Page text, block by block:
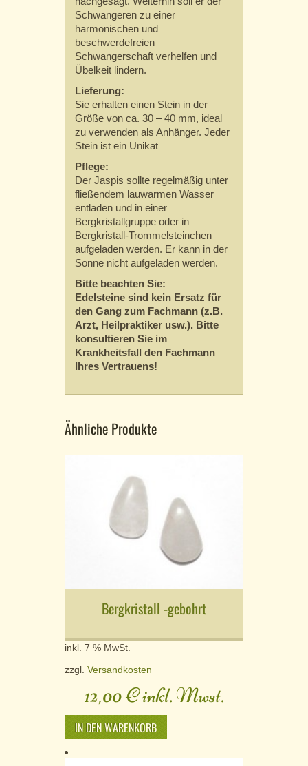
Schwangeren zu einer
harmonischen und
beschwerdefreien
Schwangerschaft verhelfen und
Übelkeit lindern.
Lieferung:
Sie erhalten einen Stein in der
Größe von ca. 30 – 40 mm, ideal
zu verwenden als Anhänger. Jeder
Stein ist ein Unikat
Pflege:
Der Jaspis sollte regelmäßig unter
fließendem lauwarmen Wasser
entladen und in einer
Bergkristallgruppe oder in
Bergkristall-Trommelsteinchen
aufgeladen werden. Er kann in der
Sonne nicht aufgeladen werden.
Bitte beachten Sie:
Edelsteine sind kein Ersatz für
den Gang zum Fachmann (z.B.
Arzt, Heilpraktiker usw.). Bitte
konsultieren Sie im
Krankheitsfall den Fachmann
Ihres Vertrauens!
Ähnliche Produkte
Bergkristall -gebohrt
inkl. 7 % MwSt.
zzgl. Versandkosten
12,00€inkl. Mwst.
IN DEN WARENKORB